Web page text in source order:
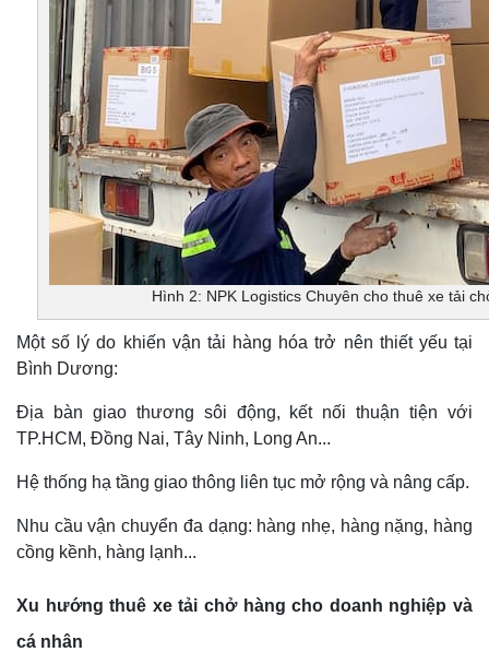
Hình 2: NPK Logistics Chuyên cho thuê xe tải
Một số lý do khiến vận tải hàng hóa trở nên thiết yếu tại
Bình Dương:
Địa bàn giao thương sôi động, kết nối thuận tiện với
TP.HCM, Đồng Nai, Tây Ninh, Long An...
Hệ thống hạ tầng giao thông liên tục mở rộng và nâng cấp.
Nhu cầu vận chuyển đa dạng: hàng nhẹ, hàng nặng, hàng
cồng kềnh, hàng lạnh...
Xu hướng thuê xe tải chở hàng cho doanh nghiệp và
cá nhân